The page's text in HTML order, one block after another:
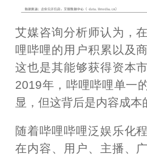
艾媒咨询分析师认为，
哩哔哩的用户积累以及
这也是其能够获得资本
2019年，哔哩哔哩单一
显，但这背后是内容成本
随着哔哩哔哩泛娱乐化
在内容、用户、主播、